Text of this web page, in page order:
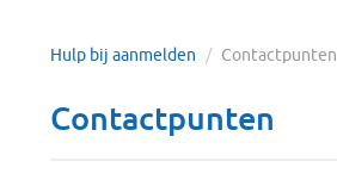
Hulp bij aanmelden / Contactpunten
Contactpunten